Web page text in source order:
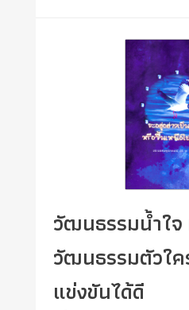
วัฒนธรรมน้ำใ
วัฒนธรรมตัวใ
แข่งขันได้ดี